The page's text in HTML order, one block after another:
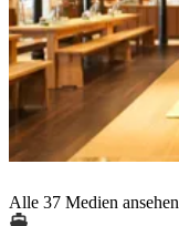
Alle 37 Medien ansehen